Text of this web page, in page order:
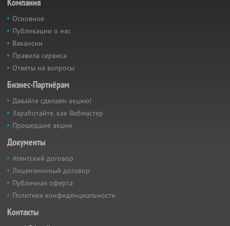
Основное
Публикации о нас
Вакансии
Правила сервиса
Ответы на вопросы
Бизнес-Партнёрам
Давайте сделаем акцию!
Заработайте, как Вебмастер
Прошедшие акции
Документы
Агентский договор
Лицензионный договор
Публичная оферта
Политика конфиденциальности
Контакты